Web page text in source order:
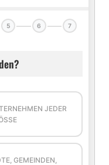
5 6 7
JEDER
GEMEINDEN,